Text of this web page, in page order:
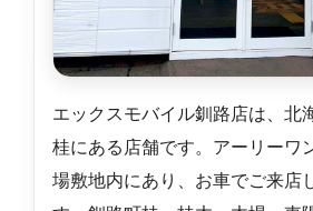
エックスモバイル釧路店は、北
桂にある店舗です。アーリーワ
場敷地内にあり、お車でご来店